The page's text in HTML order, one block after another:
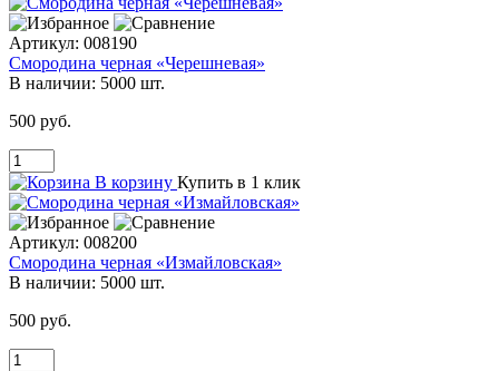
Артикул: 008190
Смородина черная «Черешневая»
В наличии: 5000 шт.
500 руб.
В корзину Купить в 1 клик
Артикул: 008200
Смородина черная «Измайловская»
В наличии: 5000 шт.
500 руб.